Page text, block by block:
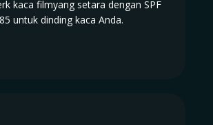
kaca filmyang setara dengan SPF
untuk dinding kaca Anda.